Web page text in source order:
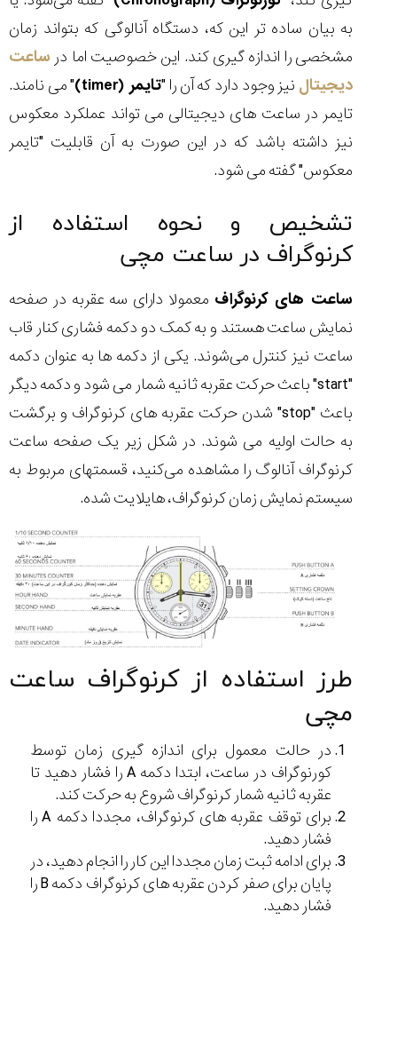
به بیان ساده تر این که، دستگاه آنالوگی که بتواند زمان
مشخصی را اندازه گیری کند. این خصوصیت اما در ساعت‌
دیجیتال نیز وجود دارد که آن را "تایمر (timer)
" می نامند.
تایمر در ساعت های دیجیتالی می تواند عملکرد معکوس
نیز داشته باشد که در این صورت به آن قابلیت "تایمر
معکوس" گفته می شود.
تشخیص و نحوه استفاده از
کرنوگراف در ساعت مچی
ساعت های کرنوگراف معمولا دارای سه عقربه در صفحه
نمایش ساعت هستند و به کمک دو دکمه فشاری کنار قاب
ساعت نیز کنترل می‌شوند. یکی از دکمه ها به عنوان دکمه
"start" باعث حرکت عقربه ثانیه شمار می شود و دکمه دیگر
باعث "stop" شدن حرکت عقربه های کرنوگراف و برگشت
به حالت اولیه می شوند. در شکل زیر یک صفحه ساعت
کرنوگراف آنالوگ را مشاهده می‌کنید، قسمتهای مربوط به
سیستم نمایش زمان کرنوگراف، هایلایت شده.
طرز استفاده از کرنوگراف ساعت
مچی
در حالت معمول برای اندازه گیری زمان توسط
کورنوگراف در ساعت، ابتدا دکمه A را فشار دهید تا
عقربه ثانیه شمار کرنوگراف شروع به حرکت کند.
برای توقف عقربه های کرنوگراف، مجددا دکمه A را
فشار دهید.
برای ادامه ثبت زمان مجددا این کار را انجام دهید، در
پایان برای صفر کردن عقربه های کرنوگراف دکمه B را
فشار دهید.